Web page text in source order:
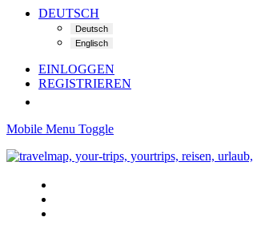
DEUTSCH
EINLOGGEN
REGISTRIEREN
Mobile Menu Toggle